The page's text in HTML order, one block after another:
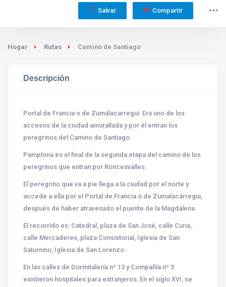
Salvar Compartir
Hogar Rutas Camino de Santiago
Descripción
Portal de Francia o de Zumálacarregui. Era uno de los
accesos de la ciudad amurallada y por él entran los
peregrinos del Camino de Santiago.
Pamplona es el final de la segunda etapa del camino de los
peregrinos que entran por Roncesvalles
El peregrino que va a pie llega a la ciudad por el norte y
accede a ella por el Portal de Francia o de Zumalacárregui,
después de haber atravesado el puente de la Magdalena.
El recorrido es: Catedral, plaza de San José, calle Curia,
calle Mercaderes, plaza Consistorial, Iglesia de San
Saturnino, Iglesia de San Lorenzo.
En las calles de Dormitalería nº 13 y Compañía nº 3
existieron hospitales para extranjeros. En el siglo XVI, se